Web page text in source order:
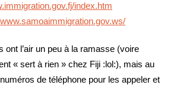
index.htm
ont l’air un peu à la ramasse (voire
« sert à rien » chez Fiji :lol:), mais au
de téléphone pour les appeler et